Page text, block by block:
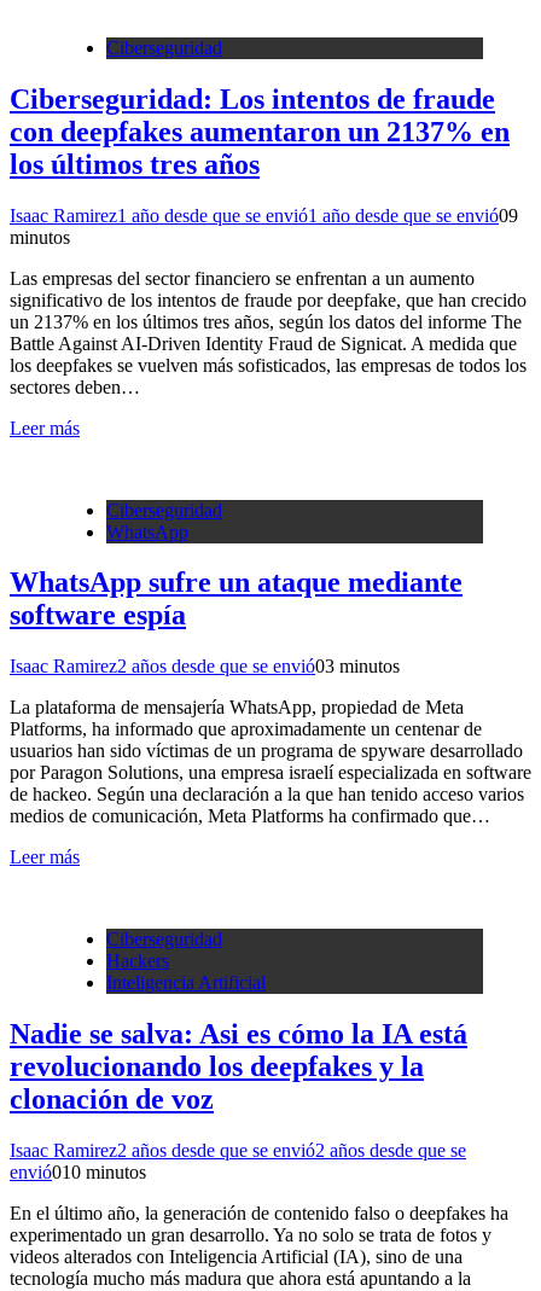
Ciberseguridad
Ciberseguridad: Los intentos de fraude
con deepfakes aumentaron un 2137% en
los últimos tres años
Isaac Ramirez1 año desde que se envió1 año desde que se envió09
minutos
Las empresas del sector financiero se enfrentan a un aumento
significativo de los intentos de fraude por deepfake, que han crecido
un 2137% en los últimos tres años, según los datos del informe The
Battle Against AI-Driven Identity Fraud de Signicat. A medida que
los deepfakes se vuelven más sofisticados, las empresas de todos los
sectores deben…
Leer más
Ciberseguridad
WhatsApp
WhatsApp sufre un ataque mediante
software espía
Isaac Ramirez2 años desde que se envió03 minutos
La plataforma de mensajería WhatsApp, propiedad de Meta
Platforms, ha informado que aproximadamente un centenar de
usuarios han sido víctimas de un programa de spyware desarrollado
por Paragon Solutions, una empresa israelí especializada en software
de hackeo. Según una declaración a la que han tenido acceso varios
medios de comunicación, Meta Platforms ha confirmado que…
Leer más
Ciberseguridad
Hackers
Inteligencia Artificial
Nadie se salva: Asi es cómo la IA está
revolucionando los deepfakes y la
clonación de voz
Isaac Ramirez2 años desde que se envió2 años desde que se
envió010 minutos
En el último año, la generación de contenido falso o deepfakes ha
experimentado un gran desarrollo. Ya no solo se trata de fotos y
videos alterados con Inteligencia Artificial (IA), sino de una
tecnología mucho más madura que ahora está apuntando a la